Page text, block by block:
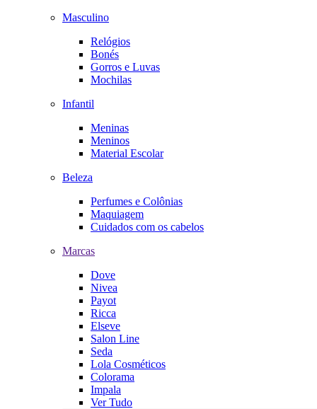
Masculino
Relógios
Bonés
Gorros e Luvas
Mochilas
Infantil
Meninas
Meninos
Material Escolar
Beleza
Perfumes e Colônias
Maquiagem
Cuidados com os cabelos
Marcas
Dove
Nivea
Payot
Ricca
Elseve
Salon Line
Seda
Lola Cosméticos
Colorama
Impala
Ver Tudo